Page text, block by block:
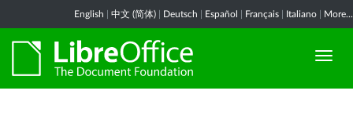
English 中文 (简体) Deutsch Español Français Italiano More...